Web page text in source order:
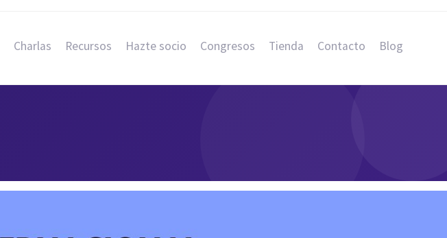
Charlas Recursos Hazte socio Congresos Tienda Contacto Blog